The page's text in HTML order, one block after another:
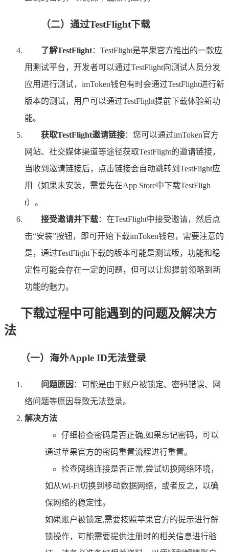
（二）通过TestFlight下载
了解TestFlight：TestFlight是苹果官方推出的一款应
用测试平台，开发者可以通过TestFlight向测试人员分发
应用进行测试，imToken钱包有时会通过TestFlight进行新
版本的测试，用户可以通过TestFlight提前下载体验新功
能。
获取TestFlight邀请链接：您可以通过imToken官方
网站、社交媒体渠道等途径获取TestFlight的邀请链接，
当收到邀请链接后，点击链接会自动跳转到TestFlight应
用（如果未安装，需要先在App Store中下载TestFligh
t）。
接受邀请并下载：在TestFlight中接受邀请，然后点
击“安装”按钮，即可开始下载imToken钱包，需要注意的
是，通过TestFlight下载的版本可能是测试版，功能和稳
定性可能会存在一定的问题，但可以让您提前领略到新
功能的魅力。
下载过程中可能遇到的问题及解决方
法
（一）海外Apple ID无法登录
问题原因 ：可能是由于账户被锁定、密码错误、网
络问题等原因导致无法登录。
解决方法
仔细检查密码是否正确,如果忘记密码，可以
通过苹果官方的密码重置流程进行重置。
检查网络连接是否正常,尝试切换网络环境，
如从Wi-Fi切换到移动数据网络，或者反之，以确
保网络的稳定性。
如果账户被锁定,需要按照苹果官方的提示进行解
锁操作，可能需要提供注册时的相关信息进行验